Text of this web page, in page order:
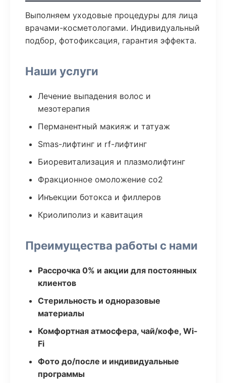
Выполняем уходовые процедуры для лица
врачами-косметологами. Индивидуальный
подбор, фотофиксация, гарантия эффекта.
Наши услуги
Лечение выпадения волос и
мезотерапия
Перманентный макияж и татуаж
Smas-лифтинг и rf-лифтинг
Биоревитализация и плазмолифтинг
Фракционное омоложение co2
Инъекции ботокса и филлеров
Криолиполиз и кавитация
Преимущества работы с нами
Рассрочка 0% и акции для постоянных
клиентов
Стерильность и одноразовые
материалы
Комфортная атмосфера, чай/кофе, Wi-
Fi
Фото до/после и индивидуальные
программы